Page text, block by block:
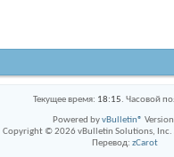
Текущее время: 18:15. Часовой
Powered byvBulletin®
Copyright © 2026 vBulletin Solutions, Inc.
Перевод: zCarot